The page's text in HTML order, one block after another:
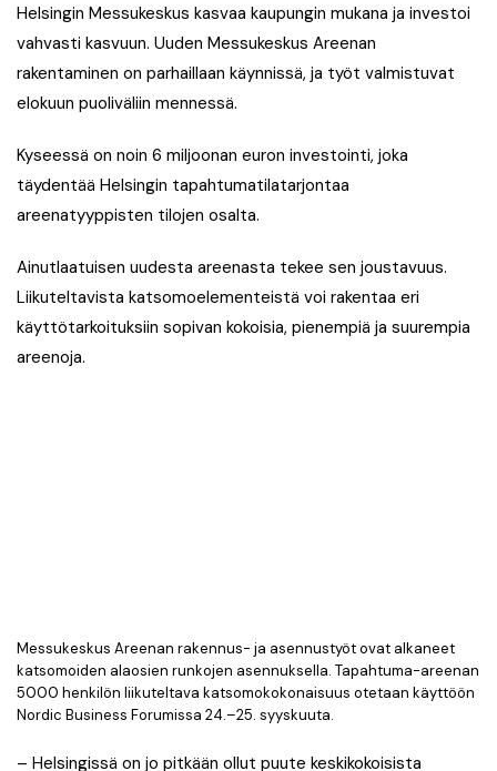
Helsingin Messukeskus kasvaa kaupungin mukana ja investoi
vahvasti kasvuun. Uuden Messukeskus Areenan
rakentaminen on parhaillaan käynnissä, ja työt valmistuvat
elokuun puoliväliin mennessä.
Kyseessä on noin 6 miljoonan euron investointi, joka
täydentää Helsingin tapahtumatilatarjontaa
areenatyyppisten tilojen osalta.
Ainutlaatuisen uudesta areenasta tekee sen joustavuus.
Liikuteltavista katsomoelementeistä voi rakentaa eri
käyttötarkoituksiin sopivan kokoisia, pienempiä ja suurempia
areenoja.
Messukeskus Areenan rakennus- ja asennustyöt ovat alkaneet
katsomoiden alaosien runkojen asennuksella. Tapahtuma-areenan
5000 henkilön liikuteltava katsomokokonaisuus otetaan käyttöön
Nordic Business Forumissa 24.–25. syyskuuta.
– Helsingissä on jo pitkään ollut puute keskikokoisista